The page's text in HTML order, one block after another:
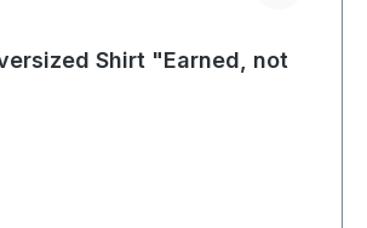
Shirt "Earned, not